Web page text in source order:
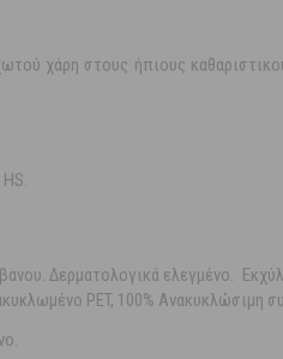
χάρη στους ήπιους
Δερματολογικά ελεγμένο.
PET, 100% Ανακυκλώσιμη